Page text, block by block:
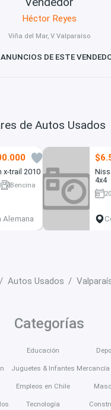
Héctor Reyes
Viña del Mar, V Valparaíso
DE ESTE
de Autos Usados
x-trail 2010
Bencina
Alemana
4x4
Autos Usados
Categorías
Educación
Juguetes & Infantes
Empleos en Chile
Tecnología